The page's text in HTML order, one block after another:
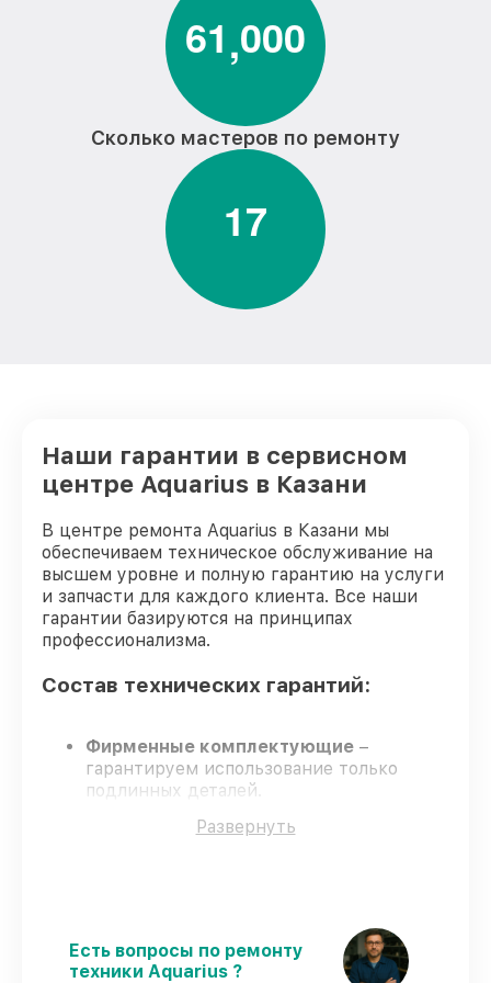
61,000
Сколько мастеров по ремонту
17
Наши гарантии в сервисном
центре Aquarius в Казани
В центре ремонта Aquarius в Казани мы
обеспечиваем техническое обслуживание на
высшем уровне и полную гарантию на услуги
и запчасти для каждого клиента. Все наши
гарантии базируются на принципах
профессионализма.
Состав технических гарантий:
Фирменные комплектующие –
гарантируем использование только
подлинных деталей.
сотрудника проверенная квалификация.
соблюдением гарантийных обязательств.
Развернуть
Есть вопросы по ремонту
техники Aquarius ?